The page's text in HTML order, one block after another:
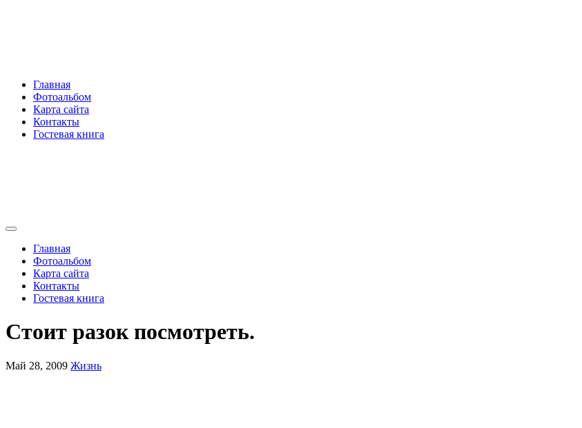
Главная
Фотоальбом
Карта сайта
Контакты
Гостевая книга
Главная
Фотоальбом
Карта сайта
Контакты
Гостевая книга
Стоит разок посмотреть.
Май 28, 2009 Жизнь